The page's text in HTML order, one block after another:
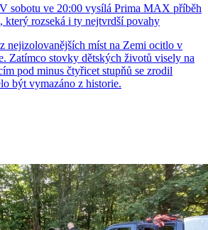
sobotu ve 20:00 vysílá Prima MAX příběh
který rozseká i ty nejtvrdší povahy
nejizolovanějších míst na Zemi ocitlo v
Zatímco stovky dětských životů visely na
pod minus čtyřicet stupňů se zrodil
být vymazáno z historie.